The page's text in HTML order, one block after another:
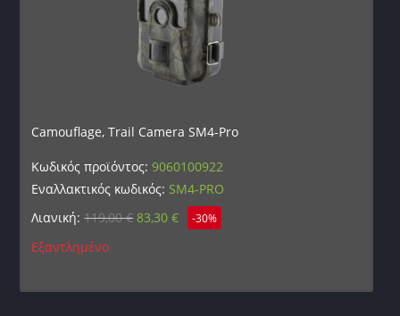
Camouflage, Trail Camera SM4-Pro
Κωδικός προϊόντος:9060100922
Εναλλακτικός κωδικός: SM4-PRO
Λιανική:119,00€ 83,30€ -30%
Εξαντλημένο